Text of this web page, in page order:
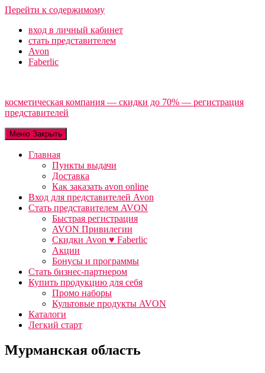
Перейти к содержимому
вход в личный кабинет
стать представителем
Avon
Faberlic
косметическая компания — скидки до 70% — регистрация
представителей
Меню Закрыть
Главная
Пункты выдачи
Доставка
Как заказать avon online
Вход для представителей Avon
Стать представителем AVON
Быстрая регистрация
AVON Привилегии
Скидки Avon ♥ Faberlic
Акции
Бонусы и программы
Стать бизнес-партнером
Купить продукцию для себя
Промо наборы
Культовые продукты AVON
Каталоги
Легкий старт
Мурманская область